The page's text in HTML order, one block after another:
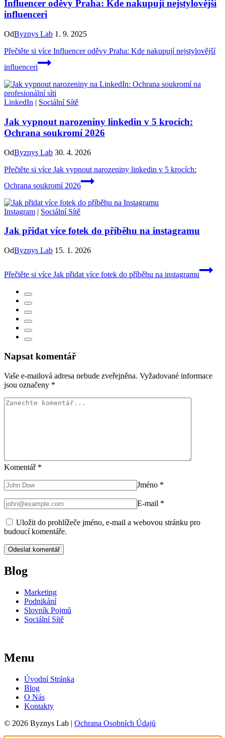
Influencer oděvy Praha: Kde nakupují nejstylovější
influenceri
OdByznys Lab 1. 9. 2025
Přečtěte si více Influencer oděvy Praha: Kde nakupují nejstylovější
influenceri
LinkedIn | Sociální Sítě
Jak vypnout narozeniny linkedin v 5 krocích:
Ochrana soukromí 2026
OdByznys Lab 30. 4. 2026
Přečtěte si více Jak vypnout narozeniny linkedin v 5 krocích:
Ochrana soukromí 2026
Instagram | Sociální Sítě
Jak přidat více fotek do příběhu na instagramu
OdByznys Lab 15. 1. 2026
Přečtěte si více Jak přidat více fotek do příběhu na instagramu
Napsat komentář
Vaše e-mailová adresa nebude zveřejněna. Vyžadované informace
jsou označeny *
Komentář *
Jméno *
E-mail *
Uložit do prohlížeče jméno, e-mail a webovou stránku pro
budoucí komentáře.
Blog
Marketing
Podnikání
Slovník Pojmů
Sociální Sítě
Menu
Úvodní Stránka
Blog
O Nás
Kontakty
© 2026 Byznys Lab | Ochrana Osobních Údajů